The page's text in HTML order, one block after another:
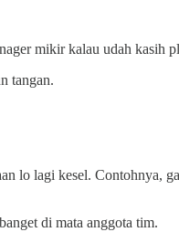
mikir kalau udah kasih
tangan.
lo lagi kesel.
di mata anggota tim.